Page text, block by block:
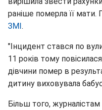
раніше померла її
ЗМІ.
"Інцидент стався по
11 років тому
дівчини помер в
дитину виховувала
Більш того,